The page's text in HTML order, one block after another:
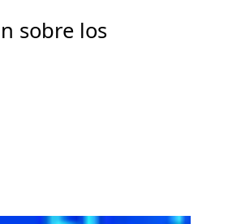
sobre los